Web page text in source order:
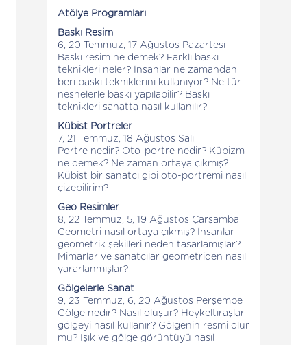
Atölye Programları
Baskı Resim
6, 20 Temmuz, 17 Ağustos Pazartesi
Baskı resim ne demek? Farklı baskı
teknikleri neler? İnsanlar ne zamandan
beri baskı tekniklerini kullanıyor? Ne tür
nesnelerle baskı yapılabilir? Baskı
teknikleri sanatta nasıl kullanılır?
Kübist Portreler
7, 21 Temmuz, 18 Ağustos Salı
Portre nedir? Oto-portre nedir? Kübizm
ne demek? Ne zaman ortaya çıkmış?
Kübist bir sanatçı gibi oto-portremi nasıl
çizebilirim?
Geo Resimler
8, 22 Temmuz, 5, 19 Ağustos Çarşamba
Geometri nasıl ortaya çıkmış? İnsanlar
geometrik şekilleri neden tasarlamışlar?
Mimarlar ve sanatçılar geometriden nasıl
yararlanmışlar?
Gölgelerle Sanat
9, 23 Temmuz, 6, 20 Ağustos Perşembe
Gölge nedir? Nasıl oluşur? Heykeltıraşlar
gölgeyi nasıl kullanır? Gölgenin resmi olur
mu? Işık ve gölge görüntüyü nasıl